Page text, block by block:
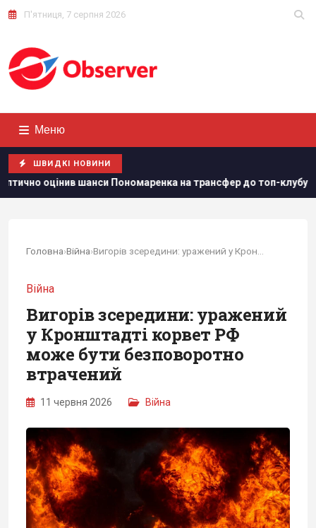
П'ятниця, 7 серпня 2026
Меню
ШВИДКІ НОВИНИ
Пономаренка на трансфер до топ-клубу Іспанія
Головна›Війна›
Війна
Вигорів зсередини: уражений
у Кронштадті корвет РФ
може бути безповоротно
втрачений
11 червня 2026 Війна